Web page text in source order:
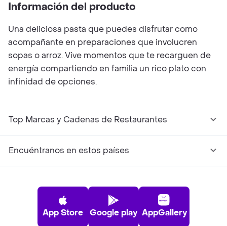
Información del producto
Una deliciosa pasta que puedes disfrutar como
acompañante en preparaciones que involucren
sopas o arroz. Vive momentos que te recarguen de
energía compartiendo en familia un rico plato con
infinidad de opciones.
Top Marcas y Cadenas de Restaurantes
Encuéntranos en estos países
App Store Google play AppGallery